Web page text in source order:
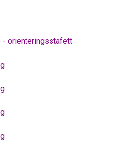
- orienteringsstafett